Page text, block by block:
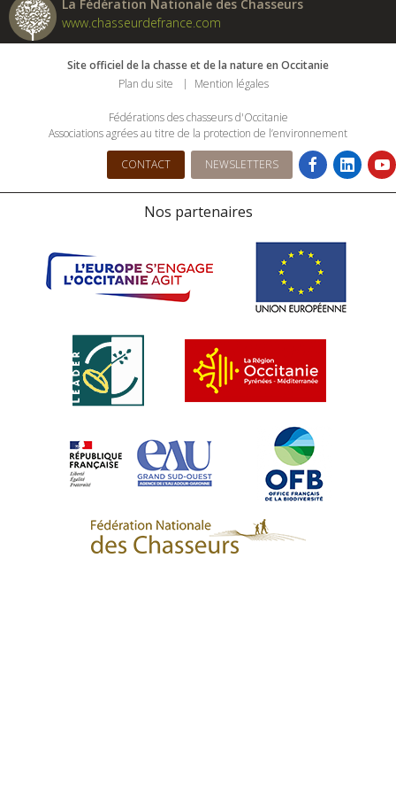
La Fédération Nationale des Chasseurs
www.chasseurdefrance.com
Site officiel de la chasse et de la nature en Occitanie
Plan du site
Mention légales
Fédérations des chasseurs d'Occitanie
Associations agrées au titre de la protection de l’environnement
CONTACT NEWSLETTERS
Nos partenaires